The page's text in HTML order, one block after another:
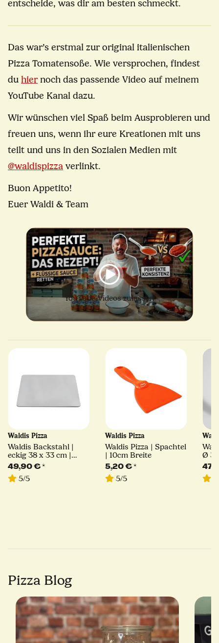
entscheide, was dir am besten schmeckt.
Das war’s erstmal zur original italienischen
Pizza Tomatensoße. Wie versprochen, findest
du hiernoch das passende Video auf meinem
YouTube Kanal dazu.
Wir wünschen viel Spaß beim Ausprobieren und
freuen uns, wenn ihr eure Kreationen mit uns
teilt und uns in den Sozialen Medien mit
@waldispizza verlinkt.
Buon Appetito!
Euer Waldi & Team
YouTube-Videos zulassen
Waldis Pizza
Waldis Backstahl |
eckig 38 x 33 cm |
6mm Stärke
49,90 €*
5/5
Waldis Pizza
Waldis Pizza | Spachtel
| 10cm Breite
5,20 €*
5/5
Ø
Pizza Blog